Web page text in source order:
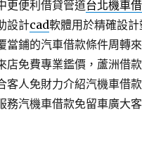
更便利借貸管道台北機車
設計cad軟體用於精確設
當鋪的汽車借款條件周轉
店免費專業鑑價，蘆洲借
客人免財力介紹汽機車借
務汽機車借款免留車廣大